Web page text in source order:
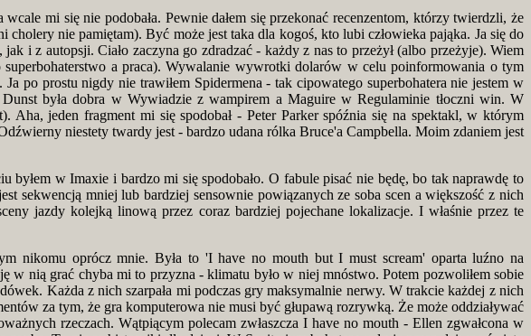
mi się nie podobała. Pewnie dałem się przekonać recenzentom, którzy twierdzli, że
nie pamiętam). Być może jest taka dla kogoś, kto lubi człowieka pająka. Ja się do
i z autopsji. Ciało zaczyna go zdradzać - każdy z nas to przeżył (albo przeżyje). Wiem
a praca). Wywalanie wywrotki dolarów w celu poinformowania o tym
po prostu nigdy nie trawiłem Spidermena - tak cipowatego superbohatera nie jestem w
była dobra w Wywiadzie z wampirem a Maguire w Regulaminie tłoczni win. W
jeden fragment mi się spodobał - Peter Parker spóźnia się na spektakl, w którym
niestety twardy jest - bardzo udana rólka Bruce'a Campbella. Moim zdaniem jest
w Imaxie i bardzo mi się spodobało. O fabule pisać nie będę, bo tak naprawdę to
sekwencją mniej lub bardziej sensownie powiązanych ze soba scen a większość z nich
jazdy kolejką linową przez coraz bardziej pojechane lokalizacje. I właśnie przez te
nikomu oprócz mnie. Była to 'I have no mouth but I must scream' oparta luźno na
w nią grać chyba mi to przyzna - klimatu było w niej mnóstwo. Potem pozwoliłem sobie
Każda z nich szarpała mi podczas gry maksymalnie nerwy. W trakcie każdej z nich
za tym, że gra komputerowa nie musi być głupawą rozrywką. Że może oddziaływać
rzeczach. Wątpiącym polecam zwłaszcza I have no mouth - Ellen zgwałcona w